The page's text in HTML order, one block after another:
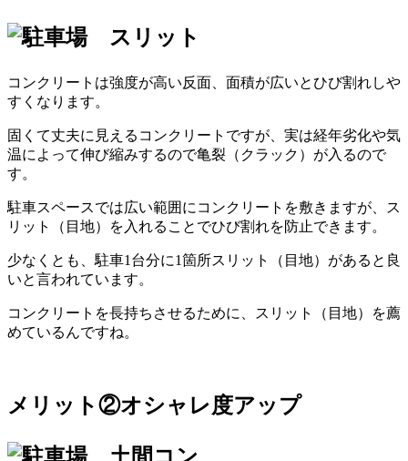
コンクリートは強度が高い反面、面積が広いとひび割れしや
すくなります。
固くて丈夫に見えるコンクリートですが、実は経年劣化や気
温によって伸び縮みするので亀裂（クラック）が入るので
す。
駐車スペースでは広い範囲にコンクリートを敷きますが、ス
リット（目地）を入れることでひび割れを防止できます。
少なくとも、駐車1台分に1箇所スリット（目地）があると良
いと言われています。
コンクリートを長持ちさせるために、スリット（目地）を薦
めているんですね。
メリット②オシャレ度アップ